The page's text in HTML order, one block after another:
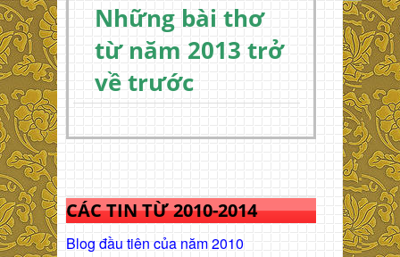
Những bài thơ
từ năm 2013 trở
về trước
CÁC TIN TỪ 2010-2014
Blog đầu tiên của năm 2010